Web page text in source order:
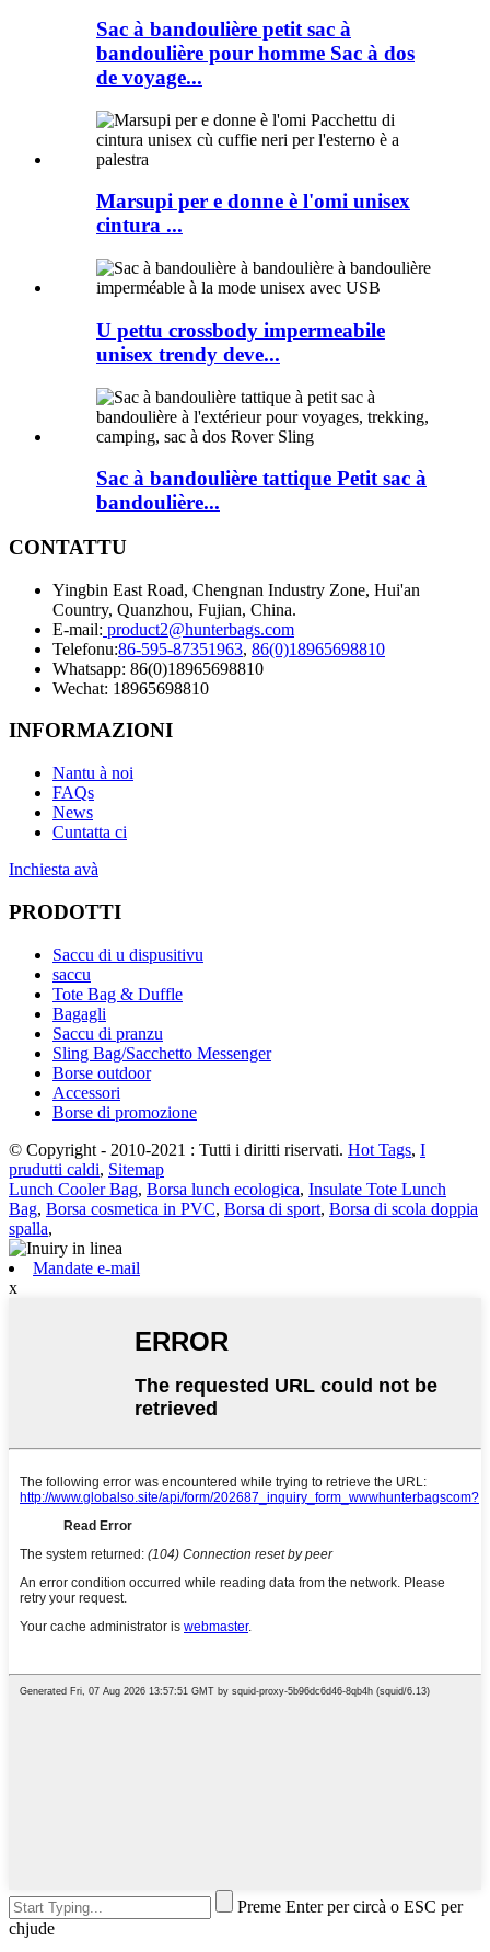
Sac à bandoulière petit sac à
bandoulière pour homme Sac à dos
de voyage...
Marsupi per e donne è l'omi unisex
cintura ...
U pettu crossbody impermeabile
unisex trendy deve...
Sac à bandoulière tattique Petit sac à
bandoulière...
CONTATTU
Yingbin East Road, Chengnan Industry Zone, Hui'an
Country, Quanzhou, Fujian, China.
E-mail: product2@hunterbags.com
Telefonu:86-595-87351963, 86(0)18965698810
Whatsapp: 86(0)18965698810
Wechat: 18965698810
INFORMAZIONI
Nantu à noi
FAQs
News
Cuntatta ci
Inchiesta avà
PRODOTTI
Saccu di u dispusitivu
saccu
Tote Bag & Duffle
Bagagli
Saccu di pranzu
Sling Bag/Sacchetto Messenger
Borse outdoor
Accessori
Borse di promozione
© Copyright - 2010-2021 : Tutti i diritti riservati. Hot Tags, I
prudutti caldi, Sitemap
Lunch Cooler Bag, Borsa lunch ecologica, Insulate Tote Lunch
Bag, Borsa cosmetica in PVC, Borsa di sport, Borsa di scola doppia
spalla,
Mandate e-mail
x
Preme Enter per circà o ESC per
chjude